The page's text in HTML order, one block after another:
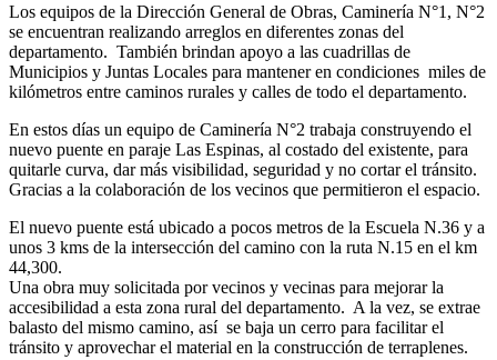
Los equipos de la Dirección General de Obras, Caminería N°1, N°2
se encuentran realizando arreglos en diferentes zonas del
departamento. También brindan apoyo a las cuadrillas de
Municipios y Juntas Locales para mantener en condiciones miles de
kilómetros entre caminos rurales y calles de todo el departamento.
En estos días un equipo de Caminería N°2 trabaja construyendo el
nuevo puente en paraje Las Espinas, al costado del existente, para
quitarle curva, dar más visibilidad, seguridad y no cortar el tránsito.
Gracias a la colaboración de los vecinos que permitieron el espacio.
El nuevo puente está ubicado a pocos metros de la Escuela N.36 y a
unos 3 kms de la intersección del camino con la ruta N.15 en el km
44,300.
Una obra muy solicitada por vecinos y vecinas para mejorar la
accesibilidad a esta zona rural del departamento. A la vez, se extrae
balasto del mismo camino, así se baja un cerro para facilitar el
tránsito y aprovechar el material en la construcción de terraplenes.